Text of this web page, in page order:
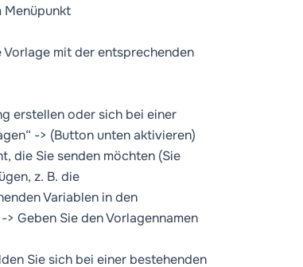
Menüpunkt
Vorlage mit der entsprechenden
erstellen oder sich bei einer
-> (Button unten aktivieren)
die Sie senden möchten (Sie
z. B. die
Variablen in den
Geben Sie den Vorlagennamen
Sie sich bei einer bestehenden